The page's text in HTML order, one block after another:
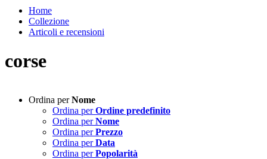
Home
Collezione
Articoli e recensioni
corse
Ordina perNome
Ordina perOrdine predefinito
Ordina perNome
Ordina perPrezzo
Ordina perData
Ordina perPopolarità